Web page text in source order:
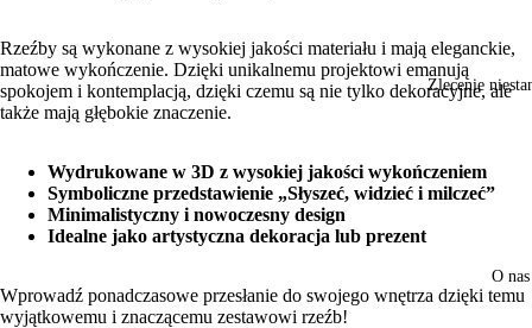
Zlecenie
O nas
obraz
w trybie
pełnoekranowym
obraz
w trybie
pełnoekranowym
obraz
w trybie
pełnoekranowym
obraz
w trybie
pełnoekranowym
Rzeźby są wykonane z wysokiej jakości materiału i mają eleganckie,
matowe wykończenie. Dzięki unikalnemu projektowi emanują
spokojem i kontemplacją, dzięki czemu są nie tylko dekoracyjne, ale
także mają głębokie znaczenie.
Wydrukowane w 3D z wysokiej jakości wykończeniem
Symboliczne przedstawienie „Słyszeć, widzieć i milczeć”
Minimalistyczny i nowoczesny design
Idealne jako artystyczna dekoracja lub prezent
Wprowadź ponadczasowe przesłanie do swojego wnętrza dzięki temu
wyjątkowemu i znaczącemu zestawowi rzeźb!